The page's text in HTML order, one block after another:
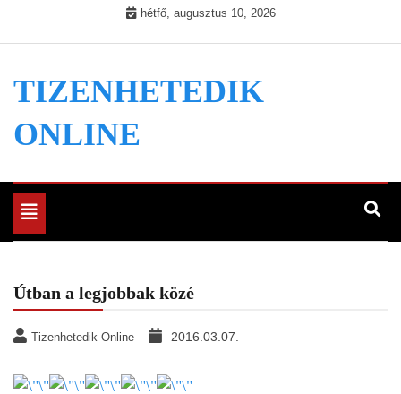
hétfő, augusztus 10, 2026
TIZENHETEDIK
ONLINE
Toggle
navigation
Útban a legjobbak közé
Tizenhetedik Online 2016.03.07.